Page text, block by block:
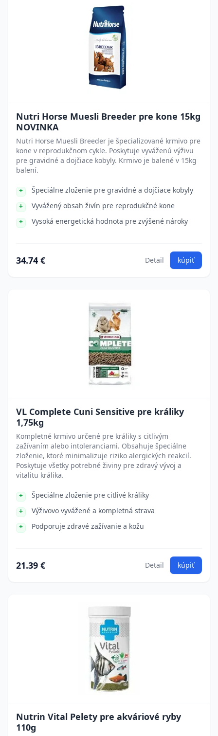
Nutri Horse Muesli Breeder pre kone 15kg
NOVINKA
Nutri Horse Muesli Breeder je špecializované krmivo pre
kone v reprodukčnom cykle. Poskytuje vyváženú výživu
pre gravidné a dojčiace kobyly. Krmivo je balené v 15kg
balení.
Špeciálne zloženie pre gravidné a dojčiace kobyly
Vyvážený obsah živín pre reprodukčné kone
Vysoká energetická hodnota pre zvýšené nároky
34.74 € Detail kúpiť
VL Complete Cuni Sensitive pre králiky
1,75kg
Kompletné krmivo určené pre králiky s citlivým
zažívaním alebo intoleranciami. Obsahuje špeciálne
zloženie, ktoré minimalizuje riziko alergických reakcií.
Poskytuje všetky potrebné živiny pre zdravý vývoj a
vitalitu králika.
Špeciálne zloženie pre citlivé králiky
Výživovo vyvážené a kompletná strava
Podporuje zdravé zažívanie a kožu
21.39 € Detail kúpiť
Nutrin Vital Pelety pre akváriové ryby
110g